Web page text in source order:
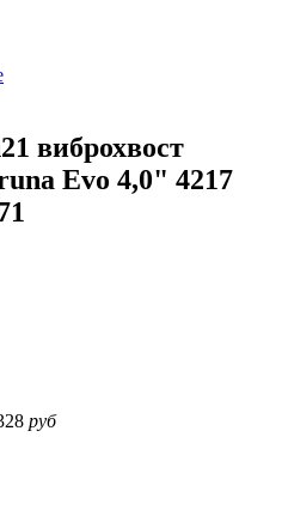
виброхвост
Evo 4,0" 4217
руб